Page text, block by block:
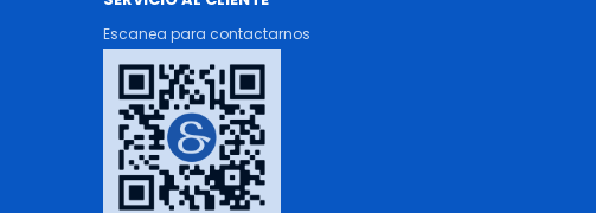
Escanea para contactarnos